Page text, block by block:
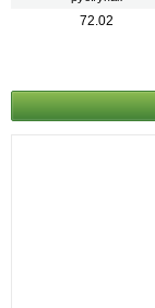
72.02